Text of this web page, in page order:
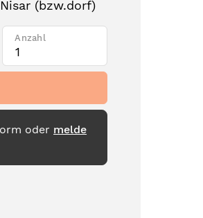
(bzw.dorf)
Anzahl
oder melde